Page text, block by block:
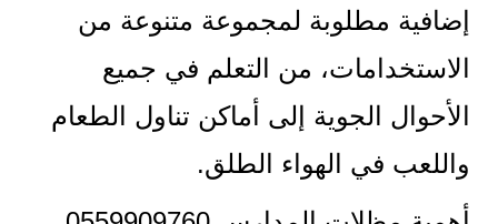
إضافية مطلوبة لمجموعة متنوعة من
الاستخدامات، من التعلم في جميع
الأحوال الجوية إلى أماكن تناول الطعام
واللعب في الهواء الطلق.